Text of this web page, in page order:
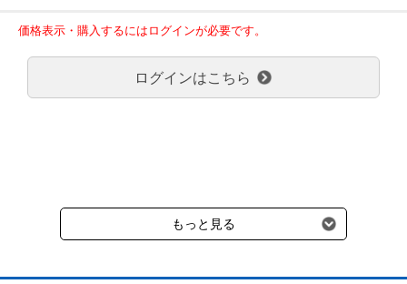
ご了承のほどよろしくお願い致します。
弊社都合でお届けが２回以上に分かれる場合の送料負担は、１回分
のみで新たな送料は発生しません。
大型商品送料が必要な商品をご注文の場合は、大型商品送料のみご
負担頂きます。
受けます。
価格表示・購入するにはログインが必要です。
ログインはこちら
もっと見る